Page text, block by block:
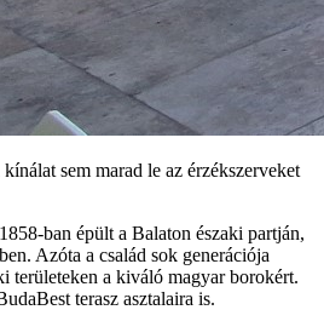
sem marad le az érzékszerveket
ban épült a Balaton északi partján,
Azóta a család sok generációja
területeken a kiváló magyar borokért.
terasz asztalaira is.